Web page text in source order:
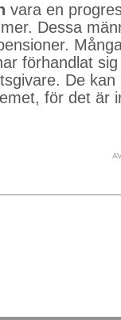
vara en
Dessa
förhandlat
De
för det är